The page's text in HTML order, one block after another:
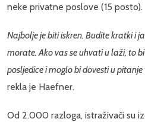
neke privatne poslove (15 posto).
Najbolje je biti iskren. Budite kratki i
morate. Ako vas se uhvati u laži, to
posljedice i moglo bi dovesti u
rekla je Haefner.
Od 2.000 razloga, istraživači su